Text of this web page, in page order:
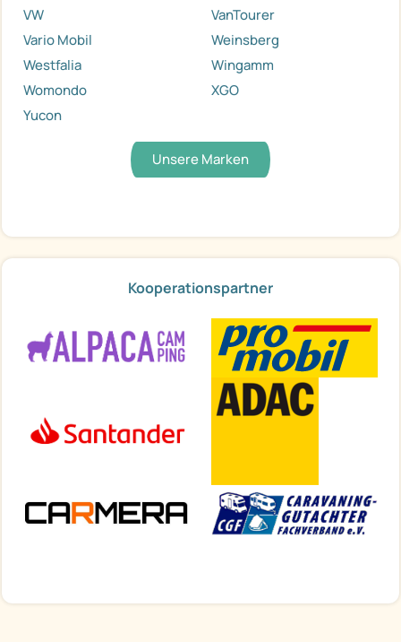
VW
VanTourer
Vario Mobil
Weinsberg
Westfalia
Wingamm
Womondo
XGO
Yucon
Unsere Marken
Kooperationspartner